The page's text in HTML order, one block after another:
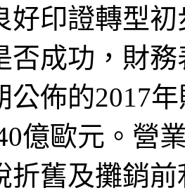
好印證轉型
否成功，財
公佈的2017
億歐元。營
折舊及攤銷